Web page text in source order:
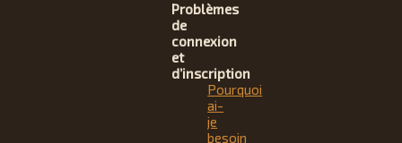
Problèmes
de
connexion
et
d’inscription
Pourquoi
ai-
je
besoin